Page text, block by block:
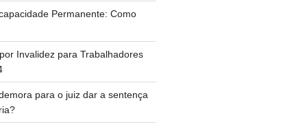
Permanente: Como
Invalidez para Trabalhadores
para o juiz dar a sentença